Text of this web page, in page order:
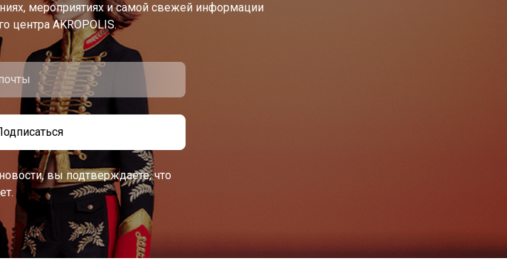
мероприятиях и самой свежей информации
центра AKROPOLIS.
вы подтверждаете, что